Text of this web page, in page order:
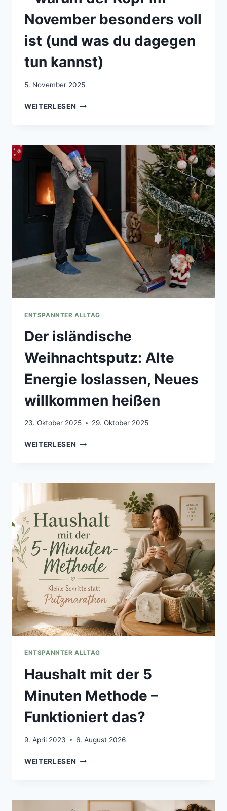
November besonders voll
ist (und was du dagegen
tun kannst)
5. November 2025
WEITERLESEN WINTERLICHER
WARUM
DER
KOPF
IM
NOVEMBER
BESONDERS
VOLL
IST
(UND
WAS
DU
DAGEGEN
TUN
ENTSPANNTER ALLTAG
Der isländische
Weihnachtsputz: Alte
Energie loslassen, Neues
willkommen heißen
23. Oktober 2025 29. Oktober 2025
WEITERLESEN DER
ENERGIE
LOSLASSEN,
WILLKOMMEN
HEISSEN
ENTSPANNTER ALLTAG
Haushalt mit der 5
Minuten Methode –
Funktioniert das?
9. April 2023 6. August 2026
WEITERLESEN HAUSHALT
MINUTEN